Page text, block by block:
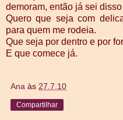
demoram, então já sei
Quero que seja com
para quem me rodeia.
Que seja por dentro e por
E que comece já.
Ana às 27.7.10
Compartilhar